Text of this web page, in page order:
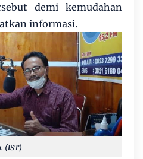
demi kemudahan
informasi.
(IST)